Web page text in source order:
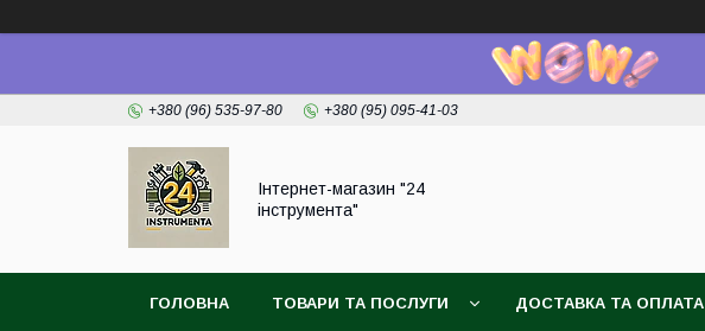
+380 (96) 535-97-80 +380 (95) 095-41-03
Інтернет-магазин "24
інструмента"
ГОЛОВНА ТОВАРИ ТА ПОСЛУГИ ДОСТАВКА ТА ОПЛАТА